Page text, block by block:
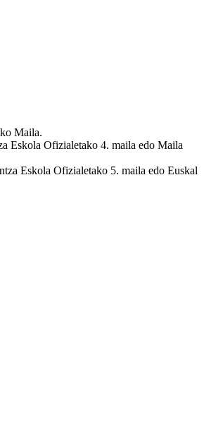
Maila.
Eskola Ofizialetako 4. maila edo Maila
Eskola Ofizialetako 5. maila edo Euskal